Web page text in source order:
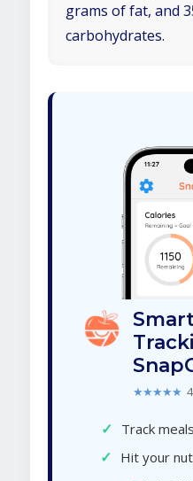
grams of fat, and
carbohydrates.
★★★★★
✓ Track
✓ Hit your